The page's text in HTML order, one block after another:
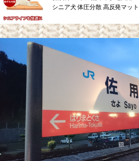
シニア犬 体圧分散 高反発マッ